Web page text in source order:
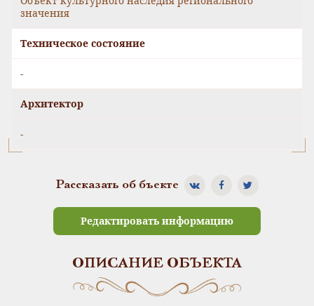
значения
Техническое состояние
-
Архитектор
-
Рассказать об бъекте
Редактировать информацию
ОПИСАНИЕ ОБЪЕКТА